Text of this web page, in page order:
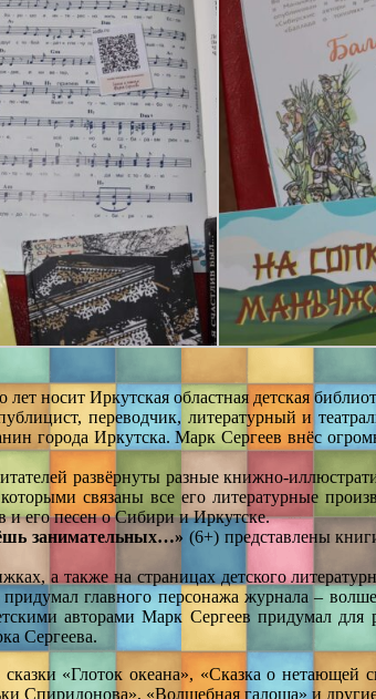
носит Иркутская областная детская
переводчик, литературный и
города Иркутска. Марк Сергеев внёс
развёрнуты разные книжно-
связаны все его литературные
и его песен о Сибири и Иркутске.
занимательных…» (6+) представлены
а также на страницах детского
главного персонажа журнала –
авторами Марк Сергеев придумал для
Сергеева.
«Глоток океана», «Сказка о
Спиридонова», «Волшебная галоша» и